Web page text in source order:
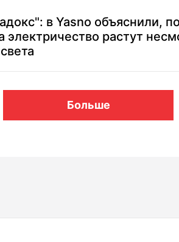
в Yasno объяснили,
электричество растут
Больше